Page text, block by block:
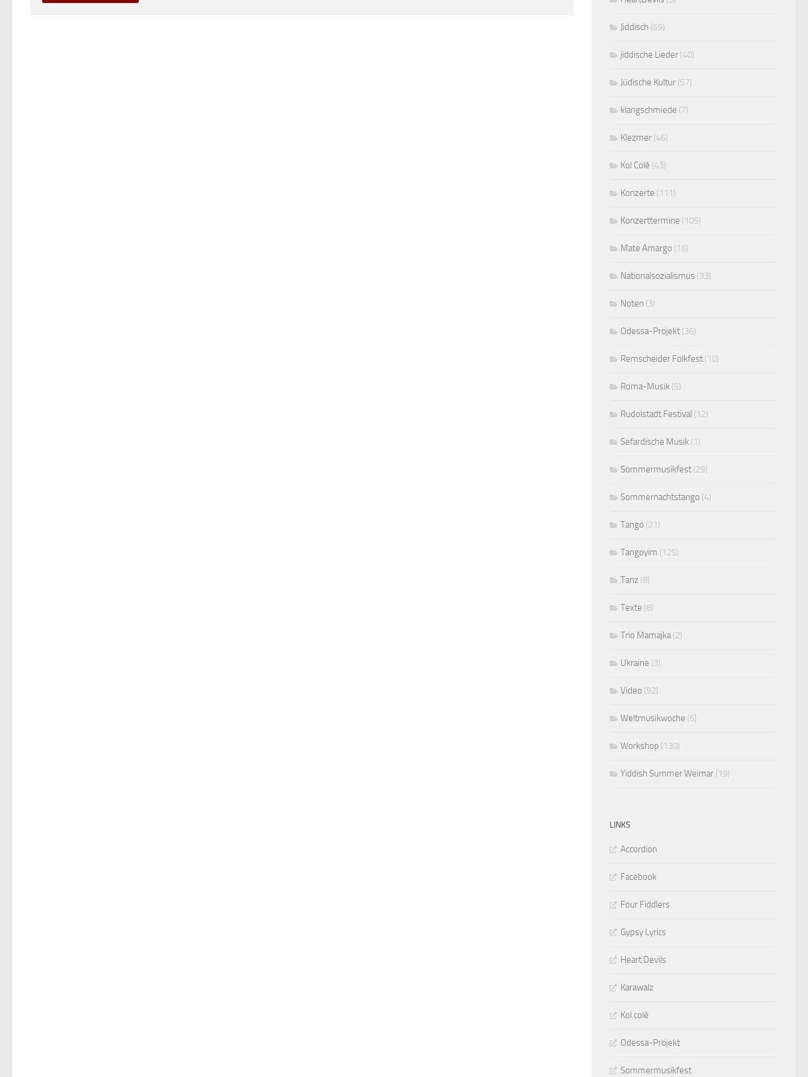
Jiddisch (69)
jiddische Lieder (40)
Jüdische Kultur (57)
klangschmiede (7)
Klezmer (46)
Kol Colé (43)
Konzerte (111)
Konzerttermine (105)
Mate Amargo (16)
Nationalsozialismus (33)
Noten (3)
Odessa-Projekt (36)
Remscheider Folkfest (10)
Roma-Musik (5)
Rudolstadt Festival (12)
Sefardische Musik (1)
Sommermusikfest (29)
Sommernachtstango (4)
Tango (21)
Tangoyim (125)
Tanz (8)
Texte (8)
Trio Mamajka(2)
Ukraine (3)
Video (92)
Weltmusikwoche (5)
Workshop (130)
Yiddish Summer Weimar (19)
LINKS
Accordion
Facebook
Four Fiddlers
Gypsy Lyrics
Heart Devils
Karawalz
Kol colé
Odessa-Projekt
Sommermusikfest